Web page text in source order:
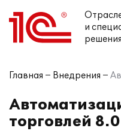
и
решения
Главная Внедрения
торговлей